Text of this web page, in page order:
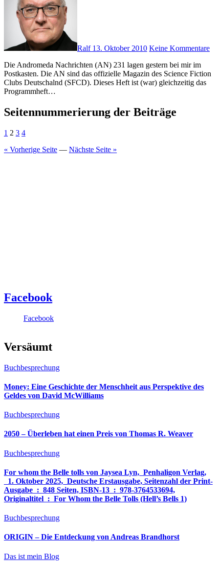
Ralf 13. Oktober 2010 Keine Kommentare
Die Andromeda Nachrichten (AN) 231 lagen gestern bei mir im
Postkasten. Die AN sind das offizielle Magazin des Science Fiction
Clubs Deutschalnd (SFCD). Dieses Heft ist (war) gleichzeitig das
Programmheft…
Seitennummerierung der Beiträge
1 2 3 4
« Vorherige Seite — Nächste Seite »
Facebook
Facebook
Versäumt
Buchbesprechung
Money: Eine Geschichte der Menschheit aus Perspektive des
Geldes von David McWilliams
Buchbesprechung
2050 – Überleben hat einen Preis von Thomas R. Weaver
Buchbesprechung
For whom the Belle tolls von Jaysea Lyn, ‎ Penhaligon Verlag,
‎ 1. Oktober 2025, ‎ Deutsche Erstausgabe, Seitenzahl der Print-
Ausgabe ‏ : ‎ 848 Seiten, ISBN-13 ‏ : ‎ 978-3764533694,
Originaltitel ‏ : ‎ For Whom the Belle Tolls (Hell’s Bells 1)
Buchbesprechung
ORIGIN – Die Entdeckung von Andreas Brandhorst
Das ist mein Blog